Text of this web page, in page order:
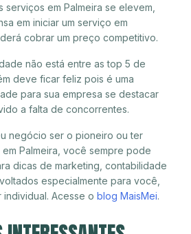
em Palmeira se elevem,
em iniciar um serviço em
cobrar um preço competitivo.
não está entre as top 5 de
deve ficar feliz pois é uma
para sua empresa se destacar
a falta de concorrentes.
negócio ser o pioneiro ou ter
Palmeira, você sempre pode
dicas de marketing, contabilidade
especialmente para você,
Acesse o blog MaisMei.